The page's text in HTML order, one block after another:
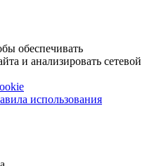
обеспечивать
и анализировать сетевой
использования